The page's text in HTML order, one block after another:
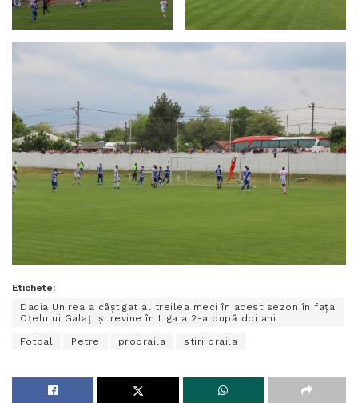
Etichete:
Dacia Unirea a câștigat al treilea meci în acest sezon în fața
Oțelului Galați și revine în Liga a 2-a după doi ani
Fotbal Petre probraila stiri braila